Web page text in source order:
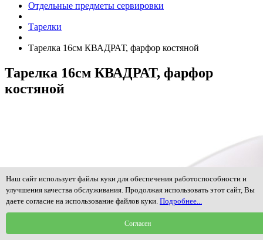
Отдельные предметы сервировки
Тарелки
Тарелка 16см КВАДРАТ, фарфор костяной
Тарелка 16см КВАДРАТ, фарфор
костяной
Наш сайт использует файлы куки для обеспечения работоспособности и
улучшения качества обслуживания. Продолжая использовать этот сайт, Вы
даете согласие на использование файлов куки. Подробнее...
Согласен